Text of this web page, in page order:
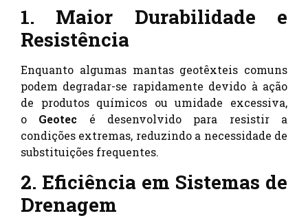
1. Maior Durabilidade e
Resistência
Enquanto algumas mantas geotêxteis comuns
podem degradar-se rapidamente devido à ação
de produtos químicos ou umidade excessiva,
o Geotec é desenvolvido para resistir a
condições extremas, reduzindo a necessidade de
substituições frequentes.
2. Eficiência em Sistemas de
Drenagem